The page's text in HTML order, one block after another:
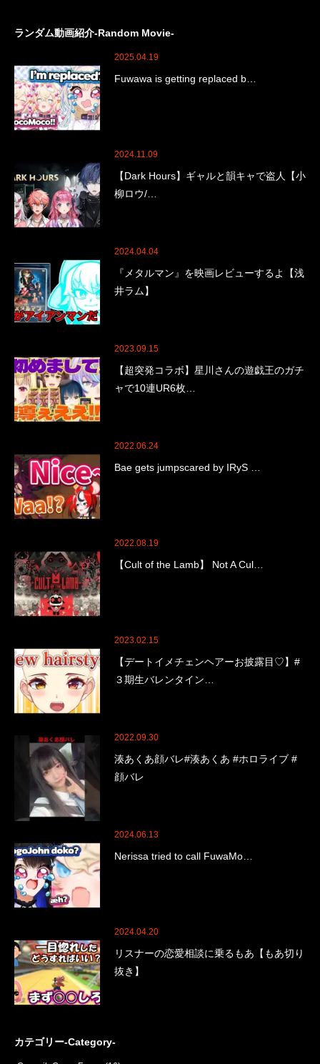
ランダム動画紹介-Random Movie-
2025.04.19
Fuwawa is getting replaced b…
2024.11.09
【Dark Hours】ギャルと韻キャで盗人【小
柳ロウ/…
2024.04.04
『メタルマン』を映画レビューするよ【浅
井ラム】
2023.09.15
【超突発コラボ】星川さんの遊戯王のガチ
ャで10連UR6枚…
2022.06.24
Bae gets jumpscared by IRyS …
2022.08.19
【Cult of the Lamb】 Not A Cul…
2023.02.15
【デートイメチェンヘアーお披露目♡】#
３期生バレンタイン…
2022.09.30
湊あくあ顔バレ#湊あくあ #ホロライブ #
顔バレ
2024.06.13
Nerissa tried to call FuwaMo…
2024.04.20
リスナーの恋愛相談に乗るもあ【もあ切り
抜き】
カテゴリー-Category-